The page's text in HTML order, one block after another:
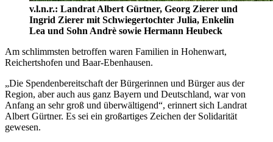
v.l.n.r.: Landrat Albert Gürtner, Georg Zierer und
Ingrid Zierer mit Schwiegertochter Julia, Enkelin
Lea und Sohn Andrè sowie Hermann Heubeck
Am schlimmsten betroffen waren Familien in Hohenwart,
Reichertshofen und Baar-Ebenhausen.
„Die Spendenbereitschaft der Bürgerinnen und Bürger aus der
Region, aber auch aus ganz Bayern und Deutschland, war von
Anfang an sehr groß und überwältigend“, erinnert sich Landrat
Albert Gürtner. Es sei ein großartiges Zeichen der Solidarität
gewesen.